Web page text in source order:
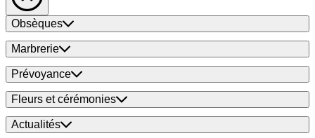
Obsèques
Marbrerie
Prévoyance
Fleurs et cérémonies
Actualités